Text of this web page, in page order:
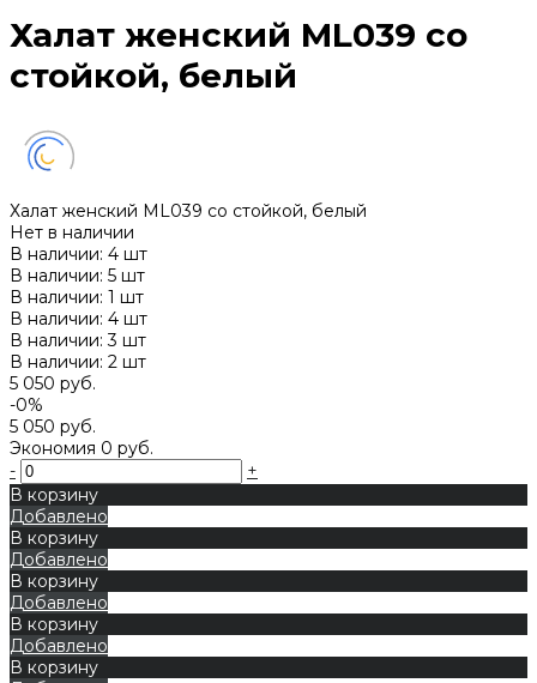
Халат женский ML039 со
стойкой, белый
Халат женский ML039 со стойкой, белый
Нет в наличии
В наличии: 4 шт
В наличии: 5 шт
В наличии: 1 шт
В наличии: 4 шт
В наличии: 3 шт
В наличии: 2 шт
5 050 руб.
-0%
5 050 руб.
Экономия 0 руб.
-
+
В корзину
Добавлено
В корзину
Добавлено
В корзину
Добавлено
В корзину
Добавлено
В корзину